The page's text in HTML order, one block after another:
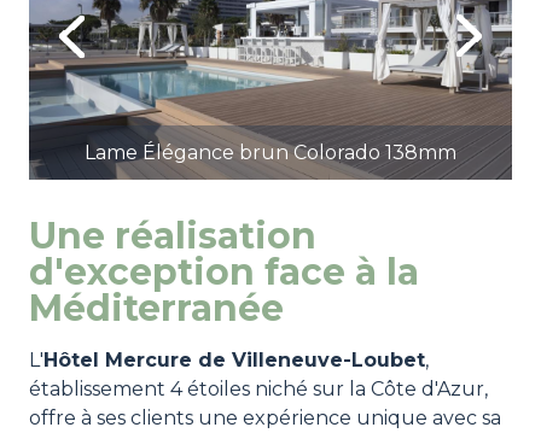
Previous
Lame Élégance brun Colorado 138mm
Next
Une réalisation
d'exception face à la
Méditerranée
L'Hôtel Mercure de Villeneuve-Loubet,
établissement 4 étoiles niché sur la Côte d'Azur,
offre à ses clients une expérience unique avec sa